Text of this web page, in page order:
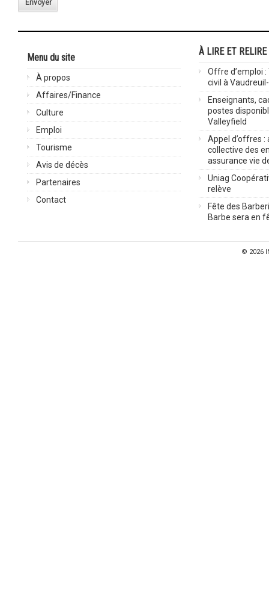
Envoyer
Menu du site
À propos
Affaires/Finance
Culture
Emploi
Tourisme
Avis de décès
Partenaires
Contact
À LIRE ET RELIRE
Offre d’emploi
civil à
Enseignants,
postes
Valleyfield
Appel d’offres :
collective des
assurance vie
Uniag
relève
Fête des
Barbe sera en
© 2026